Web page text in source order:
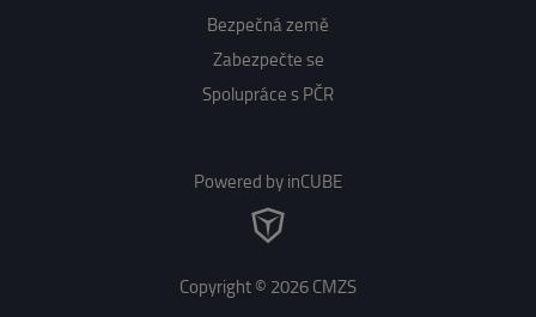
Bezpečná země
Zabezpečte se
Spolupráce s PČR
Copyright © 2026 CMZS
Powered by inCUBE